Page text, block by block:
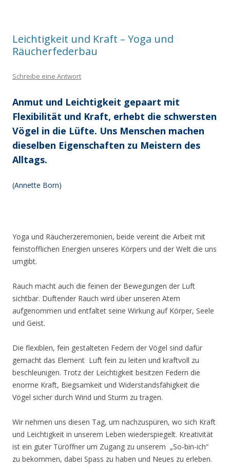
Leichtigkeit und Kraft – Yoga und
Räucherfederbau
Schreibe eine Antwort
Anmut und Leichtigkeit gepaart mit
Flexibilität und Kraft, erhebt die schwersten
Vögel in die Lüfte. Uns Menschen machen
dieselben Eigenschaften zu Meistern des
Alltags.
(Annette Born)
Yoga und Räucherzeremonien, beide vereint die Arbeit mit
feinstofflichen Energien unseres Körpers und der Welt die uns
umgibt.
Rauch macht auch die feinen der Bewegungen der Luft
sichtbar. Duftender Rauch wird über unseren Atem
aufgenommen und entfaltet seine Wirkung auf Körper, Seele
und Geist.
Die flexiblen, fein gestalteten Federn der Vögel sind dafür
gemacht das Element Luft fein zu leiten und kraftvoll zu
beschleunigen. Trotz der Leichtigkeit besitzen Federn die
enorme Kraft, Biegsamkeit und Widerstandsfähigkeit die
Vögel sicher durch Wind und Sturm zu tragen.
Wir nehmen uns diesen Tag, um nachzuspüren, wo sich Kraft
und Leichtigkeit in unserem Leben wiederspiegelt. Kreativität
ist ein guter Türöffner um Zugang zu unserem „So-bin-ich“
zu bekommen, dabei Spass zu haben und Neues zu erleben.